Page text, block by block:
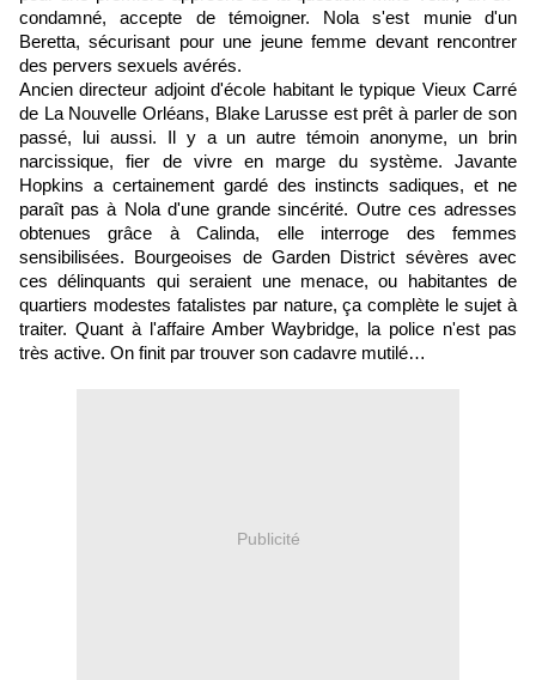
condamné, accepte de témoigner. Nola s'est munie d'un
Beretta, sécurisant pour une jeune femme devant rencontrer
des pervers sexuels avérés.
Ancien directeur adjoint d'école habitant le typique Vieux Carré
de La Nouvelle Orléans, Blake Larusse est prêt à parler de son
passé, lui aussi. Il y a un autre témoin anonyme, un brin
narcissique, fier de vivre en marge du système. Javante
Hopkins a certainement gardé des instincts sadiques, et ne
paraît pas à Nola d'une grande sincérité. Outre ces adresses
obtenues grâce à Calinda, elle interroge des femmes
sensibilisées. Bourgeoises de Garden District sévères avec
ces délinquants qui seraient une menace, ou habitantes de
quartiers modestes fatalistes par nature, ça complète le sujet à
traiter. Quant à l'affaire Amber Waybridge, la police n'est pas
très active. On finit par trouver son cadavre mutilé…
Publicité